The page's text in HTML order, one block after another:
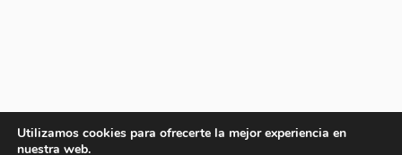
Utilizamos cookies para ofrecerte la mejor experiencia en
nuestra web.